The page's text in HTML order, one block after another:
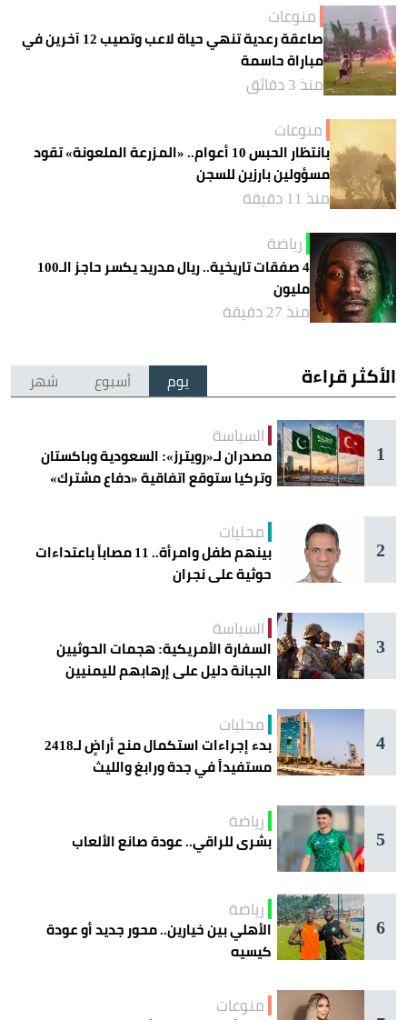
منوعات
صاعقة رعدية تنهي حياة لاعب وتصيب 12 آخرين في
مباراة حاسمة
منذ 3 دقائق
منوعات
بانتظار الحبس 10 أعوام.. «المزرعة الملعونة» تقود
مسؤولين بارزين للسجن
منذ 11 دقيقة
رياضة
4 صفقات تاريخية.. ريال مدريد يكسر حاجز الـ100
مليون
منذ 27 دقيقة
الأكثر قراءة يوم أسبوع شهر
1
السياسة
مصدران لـ«رويترز»: السعودية وباكستان
وتركيا ستوقع اتفاقية «دفاع مشترك»
2
محليات
بينهم طفل وامرأة.. 11 مصاباً باعتداءات
حوثية على نجران
3
السياسة
السفارة الأمريكية: هجمات الحوثيين
الجبانة دليل على إرهابهم لليمنيين
4
محليات
بدء إجراءات استكمال منح أراضٍ لـ2418
مستفيداً في جدة ورابغ والليث
5
رياضة
بشرى للراقي.. عودة صانع الألعاب
6
رياضة
الأهلي بين خيارين.. محور جديد أو عودة
كيسيه
منوعات